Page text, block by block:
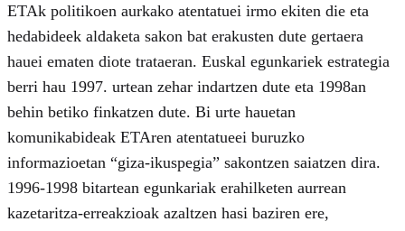
ETAk politikoen aurkako atentatuei irmo ekiten die eta
hedabideek aldaketa sakon bat erakusten dute gertaera
hauei ematen diote trataeran. Euskal egunkariek estrategia
berri hau 1997. urtean zehar indartzen dute eta 1998an
behin betiko finkatzen dute. Bi urte hauetan
komunikabideak ETAren atentatueei buruzko
informazioetan “giza-ikuspegia” sakontzen saiatzen dira.
1996-1998 bitartean egunkariak erahilketen aurrean
kazetaritza-erreakzioak azaltzen hasi baziren ere,